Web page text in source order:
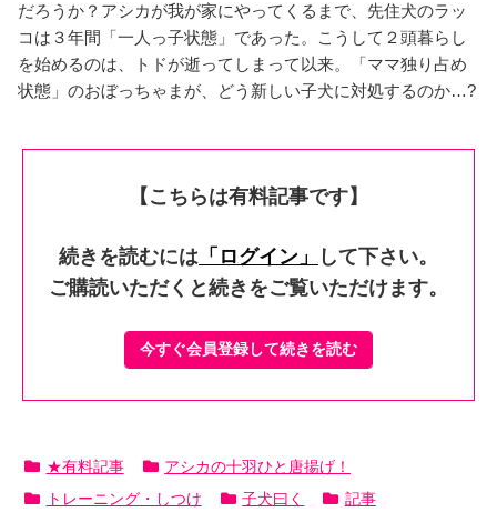
だろうか？アシカが我が家にやってくるまで、先住犬のラッ
コは３年間「一人っ子状態」であった。こうして２頭暮らし
を始めるのは、トドが逝ってしまって以来。「ママ独り占め
状態」のおぼっちゃまが、どう新しい子犬に対処するのか…?
【こちらは有料記事です】
続きを読むには 「ログイン」
して下さい。
ご購読いただくと続きをご覧いただけます。
今すぐ会員登録して続きを読む
★有料記事
アシカの十羽ひと唐揚げ！
トレーニング・しつけ
子犬曰く 記事